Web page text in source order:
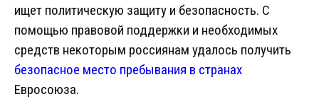
ищет политическую защиту и безопасность. С
помощью правовой поддержки и необходимых
средств некоторым россиянам удалось получить
безопасное место пребывания в странах
Евросоюза.